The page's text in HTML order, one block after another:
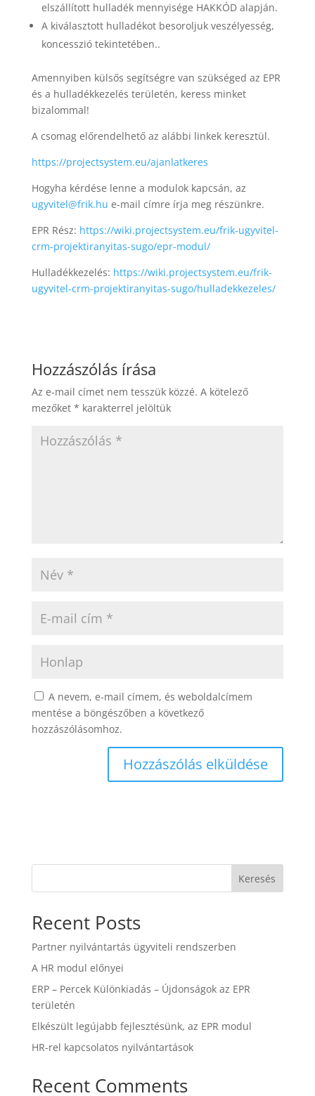
elszállított hulladék mennyisége HAKKÓD alapján.
A kiválasztott hulladékot besoroljuk veszélyesség,
koncesszió tekintetében..
Amennyiben külsős segítségre van szükséged az EPR
és a hulladékkezelés területén, keress minket
bizalommal!
A csomag előrendelhető az alábbi linkek keresztül.
https://projectsystem.eu/ajanlatkeres
Hogyha kérdése lenne a modulok kapcsán, az
ugyvitel@frik.hu e-mail címre írja meg részünkre.
EPR Rész: https://wiki.projectsystem.eu/frik-ugyvitel-
crm-projektiranyitas-sugo/epr-modul/
Hulladékkezelés: https://wiki.projectsystem.eu/frik-
ugyvitel-crm-projektiranyitas-sugo/hulladekkezeles/
Hozzászólás írása
Az e-mail címet nem tesszük közzé. A kötelező
mezőket * karakterrel jelöltük
A nevem, e-mail címem, és weboldalcímem
mentése a böngészőben a következő
hozzászólásomhoz.
Keresés
Recent Posts
Partner nyilvántartás ügyviteli rendszerben
A HR modul előnyei
ERP – Percek Különkiadás – Újdonságok az EPR
területén
Elkészült legújabb fejlesztésünk, az EPR modul
HR-rel kapcsolatos nyilvántartások
Recent Comments